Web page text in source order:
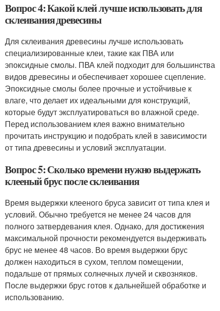
Вопрос 4: Какой клей лучше использовать для
склеивания древесины
Для склеивания древесины лучше использовать
специализированные клеи, такие как ПВА или
эпоксидные смолы. ПВА клей подходит для большинства
видов древесины и обеспечивает хорошее сцепление.
Эпоксидные смолы более прочные и устойчивые к
влаге, что делает их идеальными для конструкций,
которые будут эксплуатироваться во влажной среде.
Перед использованием клея важно внимательно
прочитать инструкцию и подобрать клей в зависимости
от типа древесины и условий эксплуатации.
Вопрос 5: Сколько времени нужно выдержать
клееный брус после склеивания
Время выдержки клееного бруса зависит от типа клея и
условий. Обычно требуется не менее 24 часов для
полного затвердевания клея. Однако, для достижения
максимальной прочности рекомендуется выдерживать
брус не менее 48 часов. Во время выдержки брус
должен находиться в сухом, теплом помещении,
подальше от прямых солнечных лучей и сквозняков.
После выдержки брус готов к дальнейшей обработке и
использованию.